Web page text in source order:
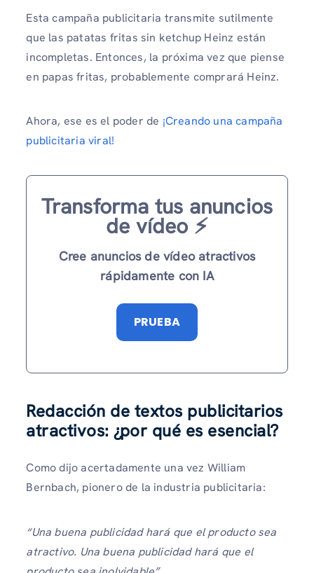
Esta campaña publicitaria transmite sutilmente
que las patatas fritas sin ketchup Heinz están
incompletas. Entonces, la próxima vez que piense
en papas fritas, probablemente comprará Heinz.
Ahora, ese es el poder de ¡Creando una campaña
publicitaria viral!
Transforma tus anuncios
de vídeo ⚡️
Cree anuncios de vídeo atractivos
rápidamente con IA
PRUEBA
Redacción de textos publicitarios
atractivos: ¿por qué es esencial?
Como dijo acertadamente una vez William
Bernbach, pionero de la industria publicitaria:
“Una buena publicidad hará que el producto sea
atractivo. Una buena publicidad hará que el